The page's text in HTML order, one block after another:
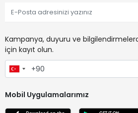
Kampanya, duyuru ve
için kayıt olun.
Mobil Uygulamalarımız